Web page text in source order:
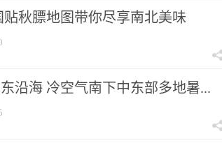
贴秋膘地图带你尽享南北美味
沿海 冷空气南下中东部多地暑...